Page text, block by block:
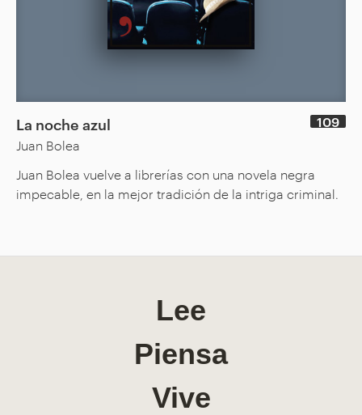
La noche azul
Juan Bolea
109
Juan Bolea vuelve a librerías con una novela negra
impecable, en la mejor tradición de la intriga criminal.
Lee
Piensa
Vive